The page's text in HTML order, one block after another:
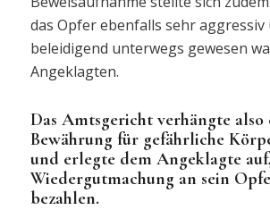
das Opfer ebenfalls sehr aggressiv
beleidigend unterwegs gewesen
Angeklagten.
Das Amtsgericht verhängte also
Bewährung für gefährliche
und erlegte dem Angeklagte auf,
Wiedergutmachung an sein
bezahlen.